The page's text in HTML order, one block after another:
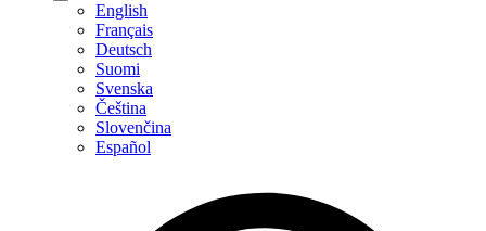
English
Français
Deutsch
Suomi
Svenska
Čeština
Slovenčina
Español